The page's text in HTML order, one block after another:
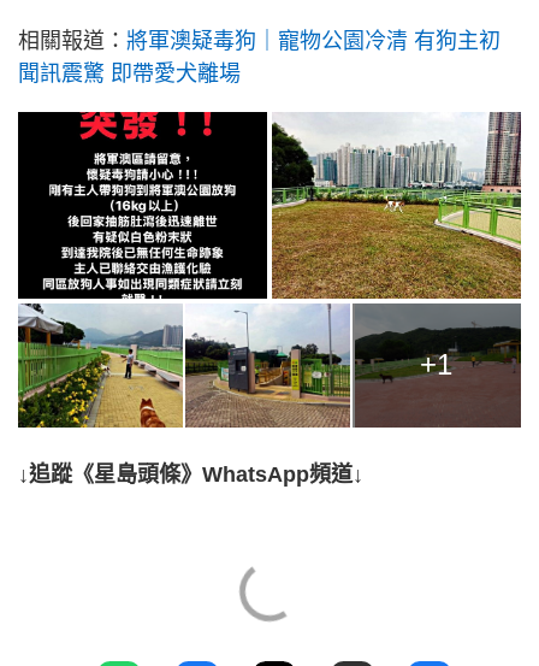
相關報道： 將軍澳疑毒狗｜寵物公園冷清 有狗主初
聞訊震驚 即帶愛犬離場
+1
↓追蹤《星島頭條》WhatsApp頻道↓